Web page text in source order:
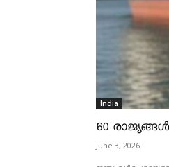
India
60
June 3, 2026